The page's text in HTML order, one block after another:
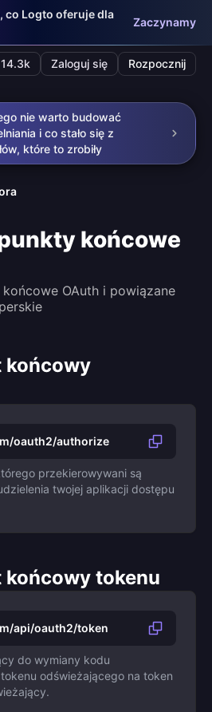
co Logto oferuje dla
Zaczynamy
Zaloguj się Rozpocznij
nie warto budować
i co stało się z
które to zrobiły
końcowe
OAuth i powiązane
końcowy
oauth2/authorize
przekierowywani są
twojej aplikacji dostępu
końcowy tokenu
api/oauth2/token
do wymiany kodu
odświeżającego na token